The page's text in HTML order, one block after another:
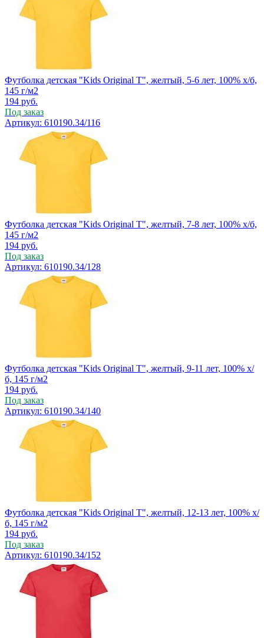
Футболка детская "Kids Original T", желтый, 5-6 лет, 100% х/б,
145 г/м2
194 руб.
Под заказ
Артикул: 610190.34/116
Футболка детская "Kids Original T", желтый, 7-8 лет, 100% х/б,
145 г/м2
194 руб.
Под заказ
Артикул: 610190.34/128
Футболка детская "Kids Original T", желтый, 9-11 лет, 100% х/
б, 145 г/м2
194 руб.
Под заказ
Артикул: 610190.34/140
Футболка детская "Kids Original T", желтый, 12-13 лет, 100% х/
б, 145 г/м2
194 руб.
Под заказ
Артикул: 610190.34/152